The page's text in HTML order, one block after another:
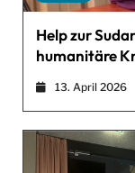
Help zur
humanitäre
13. April 2026